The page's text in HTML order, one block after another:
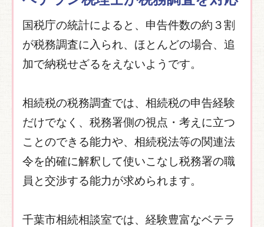
国税庁の統計によると、申告件数の約３割
が税務調査に入られ、ほとんどの場合、追
加で納税せざるをえないようです。
相続税の税務調査では、相続税の申告経験
だけでなく、税務署側の視点・考えに立つ
ことのできる能力や、相続税法等の関連法
令を的確に解釈して使いこなし税務署の職
員と交渉する能力が求められます。
千葉市相続相談室では、経験豊富なベテラ